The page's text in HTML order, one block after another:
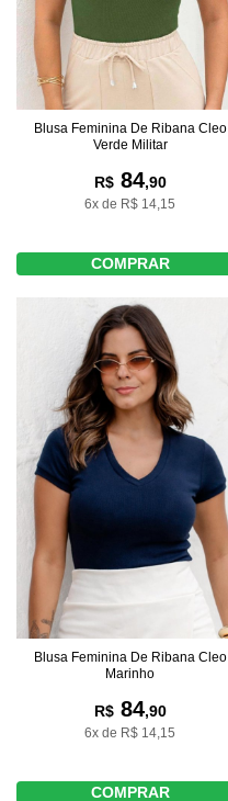
Blusa Feminina De Ribana Cleo
Verde Militar
R$84,90
6x de R$ 14,15
COMPRAR
Blusa Feminina De Ribana Cleo
Marinho
R$84,90
6x de R$ 14,15
COMPRAR